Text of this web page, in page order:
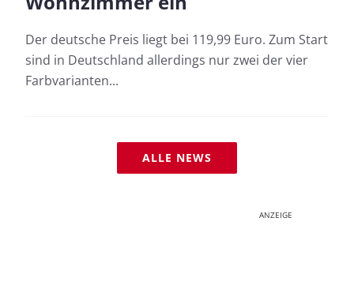
Der deutsche Preis liegt bei 119,99 Euro. Zum Start
sind in Deutschland allerdings nur zwei der vier
Farbvarianten...
ALLE NEWS
ANZEIGE